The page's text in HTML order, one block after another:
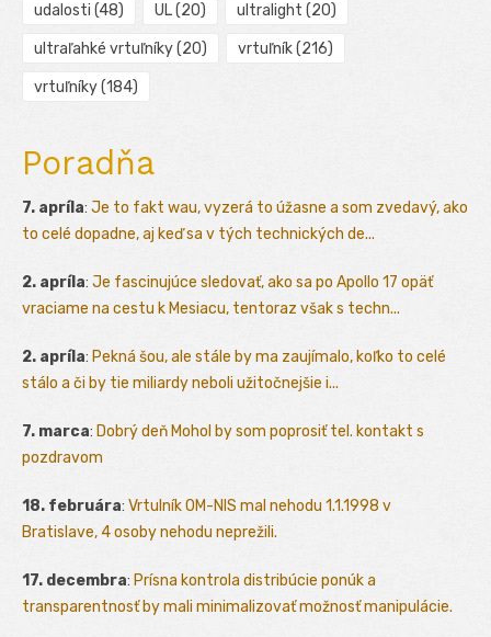
udalosti (48) UL(20) ultralight (20)
ultraľahké vrtuľníky(20) vrtuľník(216)
vrtuľníky(184)
Poradňa
7. apríla: Je to fakt wau, vyzerá to úžasne a som zvedavý, ako
to celé dopadne, aj keď sa v tých technických de...
2. apríla: Je fascinujúce sledovať, ako sa po Apollo 17 opäť
vraciame na cestu k Mesiacu, tentoraz však s techn...
2. apríla: Pekná šou, ale stále by ma zaujímalo, koľko to celé
stálo a či by tie miliardy neboli užitočnejšie i...
7. marca: Dobrý deň Mohol by som poprosiť tel. kontakt s
pozdravom
18. februára: Vrtulník OM-NIS mal nehodu 1.1.1998 v
Bratislave, 4 osoby nehodu neprežili.
17. decembra: Prísna kontrola distribúcie ponúk a
transparentnosť by mali minimalizovať možnosť manipulácie.